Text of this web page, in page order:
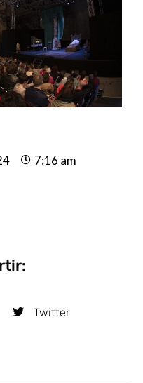
7:16 am
Twitter